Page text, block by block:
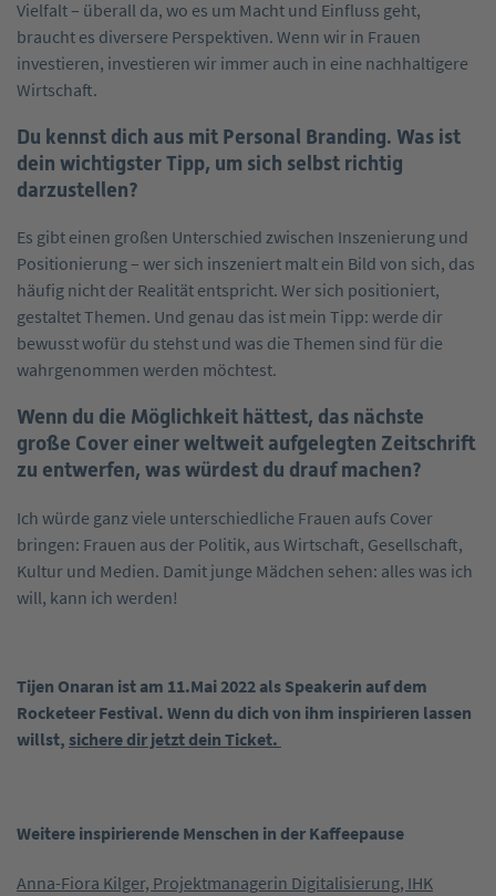
Vielfalt – überall da, wo es um Macht und Einfluss geht,
braucht es diversere Perspektiven. Wenn wir in Frauen
investieren, investieren wir immer auch in eine nachhaltigere
Wirtschaft.
Du kennst dich aus mit Personal Branding. Was ist
dein wichtigster Tipp, um sich selbst richtig
darzustellen?
Es gibt einen großen Unterschied zwischen Inszenierung und
Positionierung – wer sich inszeniert malt ein Bild von sich, das
häufig nicht der Realität entspricht. Wer sich positioniert,
gestaltet Themen. Und genau das ist mein Tipp: werde dir
bewusst wofür du stehst und was die Themen sind für die
wahrgenommen werden möchtest.
Wenn du die Möglichkeit hättest, das nächste
große Cover einer weltweit aufgelegten Zeitschrift
zu entwerfen, was würdest du drauf machen?
Ich würde ganz viele unterschiedliche Frauen aufs Cover
bringen: Frauen aus der Politik, aus Wirtschaft, Gesellschaft,
Kultur und Medien. Damit junge Mädchen sehen: alles was ich
will, kann ich werden!
Tijen Onaran ist am 11.Mai 2022 als Speakerin auf dem
Rocketeer Festival. Wenn du dich von ihm inspirieren lassen
willst, sichere dir jetzt dein Ticket.
Weitere inspirierende Menschen in der Kaffeepause
Anna-Fiora Kilger, Projektmanagerin Digitalisierung, IHK